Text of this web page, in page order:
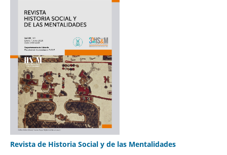
Revista de Historia Social y de las Mentalidades